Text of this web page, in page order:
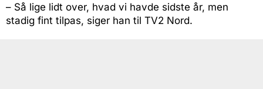
– Så lige lidt over, hvad vi havde sidste år, men
stadig fint tilpas, siger han til TV2 Nord.